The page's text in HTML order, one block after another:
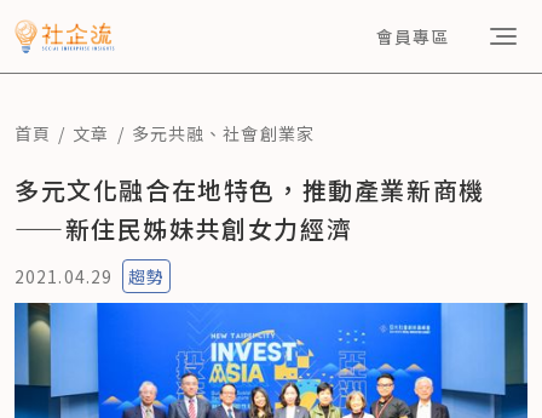
會員專區
首頁 文章 多元共融 、社會創業家
多元文化融合在地特色，推動產業新商機
——新住民姊妹共創女力經濟
2021.04.29 趨勢